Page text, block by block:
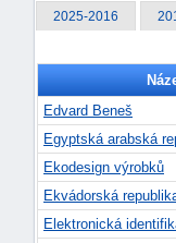
2025-2016
Edvard Beneš
Egyptská arabská
Ekodesign výrobků
Ekvádorská
Elektronická